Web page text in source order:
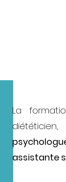
La
assistante